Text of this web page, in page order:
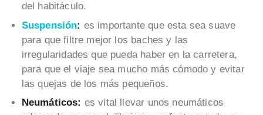
del habitáculo.
Suspensión: es importante que esta sea suave
para que filtre mejor los baches y las
irregularidades que pueda haber en la carretera,
para que el viaje sea mucho más cómodo y evitar
las quejas de los más pequeños.
Neumáticos: es vital llevar unos neumáticos